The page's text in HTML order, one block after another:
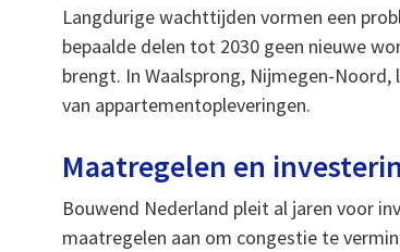
Langdurige wachttijden vormen een
bepaalde delen tot 2030 geen nieuwe
brengt. In Waalsprong, Nijmegen-
van appartementopleveringen.
Maatregelen en
Bouwend Nederland pleit al jaren voor
maatregelen aan om congestie te